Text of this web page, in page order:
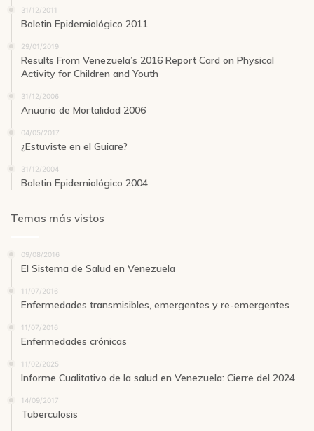
31/12/2011
Boletin Epidemiológico 2011
29/01/2019
Results From Venezuela’s 2016 Report Card on Physical
Activity for Children and Youth
31/12/2006
Anuario de Mortalidad 2006
04/05/2017
¿Estuviste en el Guiare?
31/12/2004
Boletin Epidemiológico 2004
Temas más vistos
09/08/2016
El Sistema de Salud en Venezuela
11/07/2016
Enfermedades transmisibles, emergentes y re-emergentes
11/07/2016
Enfermedades crónicas
11/02/2025
Informe Cualitativo de la salud en Venezuela: Cierre del 2024
14/09/2017
Tuberculosis